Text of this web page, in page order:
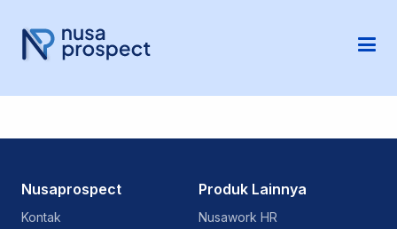
Nusaprospect
Kontak
Produk Lainnya
Nusawork HR